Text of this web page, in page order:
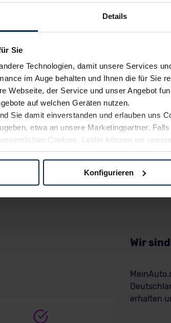
Details
Sie
Technologien, damit unsere Services
im Auge behalten und Ihnen die für Sie
Webseite, der Service und unser Angebot
auf welchen Geräten nutzen.
Sie damit einverstanden und erlauben uns
etwa an unsere Marketingpartner.
Cookies. Leider können wir
Weg zu Ihrem Neuwagen unterstützen. Sie
Sie hierzu Ihre Einwilligung freiwillig
Konfigurieren
Wir
erhalten